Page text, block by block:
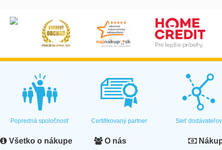
Popredná spoločnosť Certifikovaný partner Sieť dodávateľov
Všetko o nákupe O nás